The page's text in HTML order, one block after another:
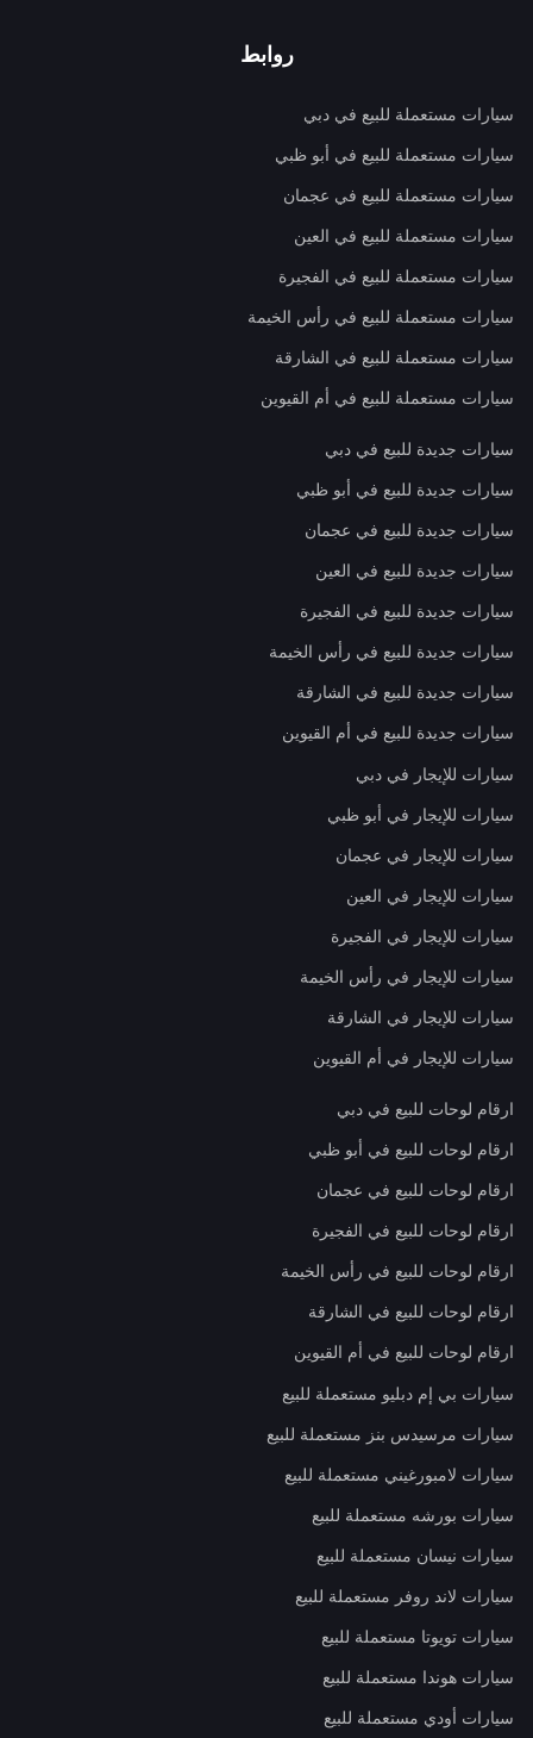
روابط
سيارات مستعملة للبيع في دبي
سيارات مستعملة للبيع في أبو ظبي
سيارات مستعملة للبيع في عجمان
سيارات مستعملة للبيع في العين
سيارات مستعملة للبيع في الفجيرة
سيارات مستعملة للبيع في رأس الخيمة
سيارات مستعملة للبيع في الشارقة
سيارات مستعملة للبيع في أم القيوين
سيارات جديدة للبيع في دبي
سيارات جديدة للبيع في أبو ظبي
سيارات جديدة للبيع في عجمان
سيارات جديدة للبيع في العين
سيارات جديدة للبيع في الفجيرة
سيارات جديدة للبيع في رأس الخيمة
سيارات جديدة للبيع في الشارقة
سيارات جديدة للبيع في أم القيوين
سيارات للإيجار في دبي
سيارات للإيجار في أبو ظبي
سيارات للإيجار في عجمان
سيارات للإيجار في العين
سيارات للإيجار في الفجيرة
سيارات للإيجار في رأس الخيمة
سيارات للإيجار في الشارقة
سيارات للإيجار في أم القيوين
ارقام لوحات للبيع في دبي
ارقام لوحات للبيع في أبو ظبي
ارقام لوحات للبيع في عجمان
ارقام لوحات للبيع في الفجيرة
ارقام لوحات للبيع في رأس الخيمة
ارقام لوحات للبيع في الشارقة
ارقام لوحات للبيع في أم القيوين
سيارات بي إم دبليو مستعملة للبيع
سيارات مرسيدس بنز مستعملة للبيع
سيارات لامبورغيني مستعملة للبيع
سيارات بورشه مستعملة للبيع
سيارات نيسان مستعملة للبيع
سيارات لاند روفر مستعملة للبيع
سيارات تويوتا مستعملة للبيع
سيارات هوندا مستعملة للبيع
سيارات أودي مستعملة للبيع